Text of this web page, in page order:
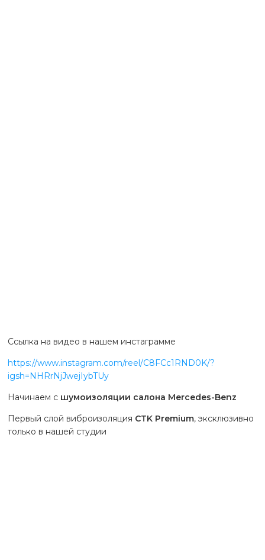
Ссылка на видео в нашем инстаграмме
https://www.instagram.com/reel/C8FCc1RND0K/?
igsh=NHRrNjJwejIybTUy
Начинаем с шумоизоляции салона Mercedes-Benz
Первый слой виброизоляция CTK Premium, эксклюзивно
только в нашей студии